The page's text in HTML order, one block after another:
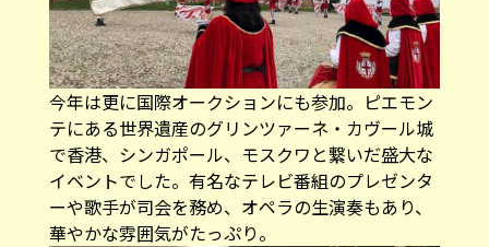
今年は更に国際オークションにも参加。ピエモン
テにある世界遺産のグリンツァーネ・カヴール城
で香港、シンガポール、モスクワと繋いだ盛大な
イベントでした。有名なテレビ番組のプレゼンタ
ーや歌手が司会を務め、オペラの生演奏もあり、
華やかな雰囲気がたっぷり。